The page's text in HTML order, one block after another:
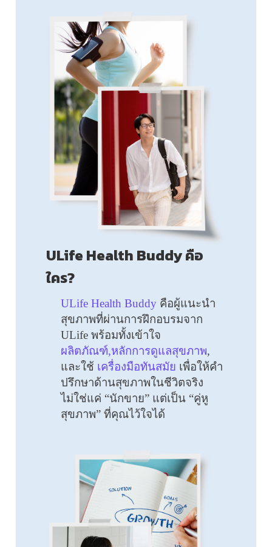
ULife Health Buddy คือ
ใคร?
ULife Health Buddyคือผู้แนะนำ
สุขภาพที่ผ่านการฝึกอบรมจาก
ULife พร้อมทั้งเข้าใจ
ผลิตภัณฑ์,หลักการดูแลสุขภาพ,
และใช้ เครื่องมือทันสมัย เพื่อให้คำ
ปรึกษาด้านสุขภาพในชีวิตจริง
ไม่ใช่แค่ “นักขาย” แต่เป็น “คู่หู
สุขภาพ” ที่คุณไว้ใจได้